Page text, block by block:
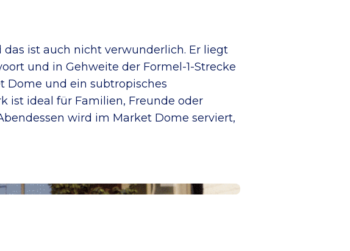
ist auch nicht verwunderlich. Er liegt
und in Gehweite der Formel-1-Strecke
Dome und ein subtropisches
ist ideal für Familien, Freunde oder
wird im Market Dome serviert,